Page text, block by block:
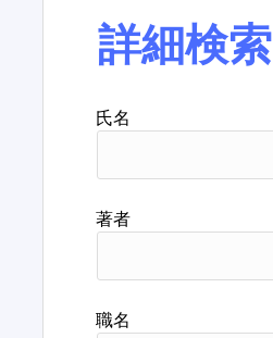
詳細検索
氏名
著者
職名